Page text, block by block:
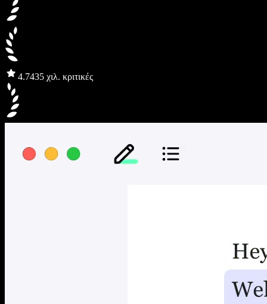
4.7435 χιλ. κριτικές